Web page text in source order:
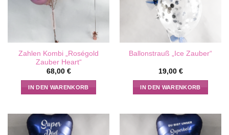
Zahlen Kombi „Roségold
Zauber Heart“
68,00 €
IN DEN WARENKORB
Ballonstrauß „Ice Zauber“
19,00 €
IN DEN WARENKORB